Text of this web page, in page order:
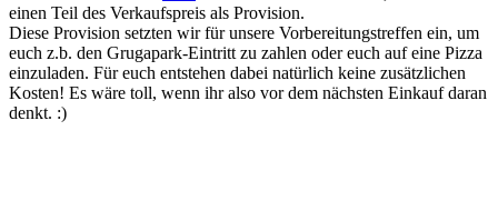
einen Teil des Verkaufspreis als Provision.
Diese Provision setzten wir für unsere Vorbereitungstreffen ein, um
euch z.b. den Grugapark-Eintritt zu zahlen oder euch auf eine Pizza
einzuladen. Für euch entstehen dabei natürlich keine zusätzlichen
Kosten! Es wäre toll, wenn ihr also vor dem nächsten Einkauf daran
denkt. :)